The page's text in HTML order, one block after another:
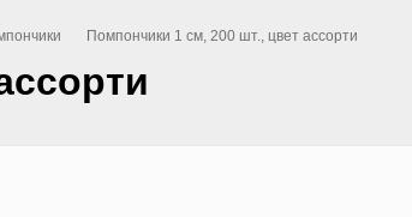
Помпончики 1 см, 200 шт., цвет ассорти